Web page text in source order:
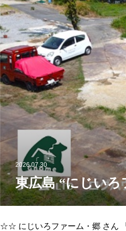
2026.07.30
東広島 “にじい
☆☆ にじいろファーム・郷 さん